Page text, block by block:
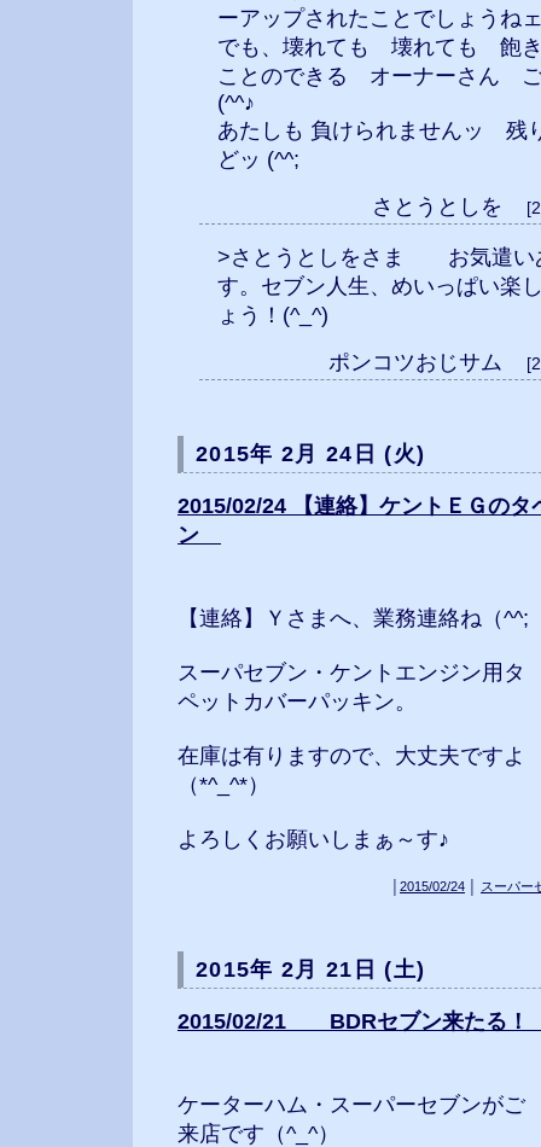
ーアップされたことでしょう
でも、壊れても 壊れても 飽き
ことのできる オーナーさん
(^^♪
あたしも 負けられませんッ 残
どッ (^^;
さとうとしを
>さとうとしをさま お気遣い
す。セブン人生、めいっぱい楽
ょう！(^_^)
ポンコツおじサム
2015年 2月 24日 (火)
2015/02/24 【連絡】ケントＥＧのタ
ン
【連絡】Ｙさまへ、業務連絡ね（^^;
スーパセブン・ケントエンジン用タ
ペットカバーパッキン。
在庫は有りますので、大丈夫ですよ
（*^_^*）
よろしくお願いしまぁ～す♪
2015/02/24 スーパー
2015年 2月 21日 (土)
2015/02/21 BDRセブン来たる！
ケーターハム・スーパーセブンがご
来店です（^_^）